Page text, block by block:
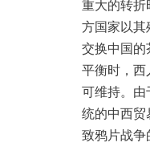
重大的转折
方国家以其
交换中国的
平衡时，西
可维持。由
统的中西贸
致鸦片战